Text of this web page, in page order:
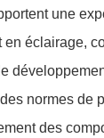
une
en éclairage,
normes de
des